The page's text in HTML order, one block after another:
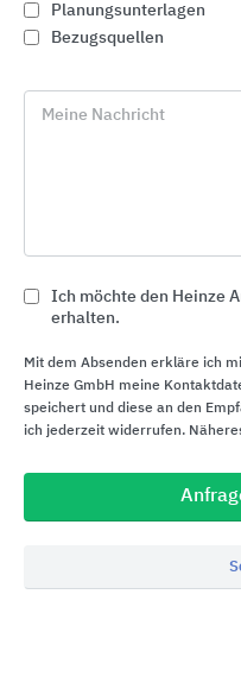
Planungsunterlagen
Bezugsquellen
Meine Nachricht
Ich möchte den Heinze
erhalten.
Mit dem Absenden erkläre ich
Heinze GmbH meine
speichert und diese an den
ich jederzeit widerrufen.